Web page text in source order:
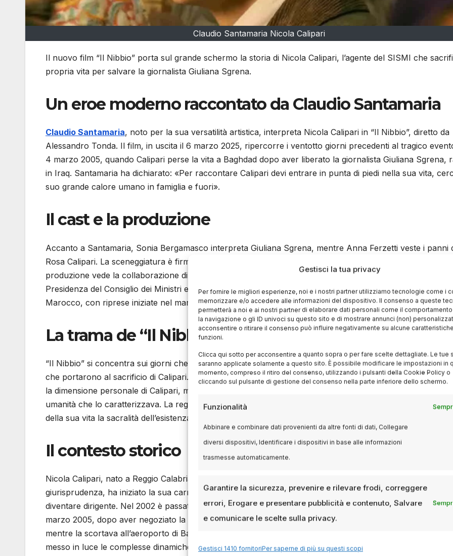
Gestisci la tua privacy
Per fornire le migliori esperienze, noi e i nostri partner utilizziamo tecnologie come i
memorizzare e/o accedere alle informazioni del dispositivo. Il consenso a queste
permetterà a noi e ai nostri partner di elaborare dati personali come il
la navigazione o gli ID univoci su questo sito e di mostrare annunci (non)
acconsentire o ritirare il consenso può influire negativamente su alcune
funzioni.
Clicca qui sotto per acconsentire a quanto sopra o per fare scelte dettagliate. Le tue
saranno applicate solamente a questo sito. È possibile modificare le impostazioni in
momento, compreso il ritiro del consenso, utilizzando i pulsanti della Cookie Policy o
cliccando sul pulsante di gestione del consenso nella parte inferiore dello schermo.
Funzionalità
Abbinare e combinare dati provenienti da altre fonti di dati, Collegare
diversi dispositivi, Identificare i dispositivi in base alle informazioni
trasmesse automaticamente.
Garantire la sicurezza, prevenire e rilevare frodi, correggere
errori, Erogare e presentare pubblicità e contenuto, Salvare
e comunicare le scelte sulla privacy.
Gestisci 1410 fornitoriPer saperne di più su questi scopi
Claudio Santamaria Nicola Calipari
Il nuovo film “Il Nibbio” porta sul grande schermo la storia di Nicola Calipari, l’agente del SISMI che
propria vita per salvare la giornalista Giuliana Sgrena.
Un eroe moderno raccontato da Claudio Santamaria
Claudio Santamaria, noto per la sua versatilità artistica, interpreta Nicola Calipari in “Il Nibbio”, diretto da
Alessandro Tonda. Il film, in uscita il 6 marzo 2025, ripercorre i ventotto giorni precedenti al tragico
4 marzo 2005, quando Calipari perse la vita a Baghdad dopo aver liberato la giornalista Giuliana Sgrena,
in Iraq. Santamaria ha dichiarato: «Per raccontare Calipari devi entrare in punta di piedi nella sua vita,
suo grande calore umano in famiglia e fuori».
Il cast e la produzione
Accanto a Santamaria, Sonia Bergamasco interpreta Giuliana Sgrena, mentre Anna Ferzetti veste i panni
Rosa Calipari. La sceneggiatura è firmata da Sandro Petraglia, noto per il suo lavoro in “La meglio
produzione vede la collaborazione di
Rai Cinema e Tarantula, con il supporto della
Presidenza del Consiglio dei Ministri e di istituzioni come il DIS e l’AISE. Il film è stato girato tra Roma e il
Marocco, con riprese iniziate nel marzo 2024.
La trama de “Il Nibbio”
“Il Nibbio” si concentra sui giorni che precedono il 4 marzo 2005, offrendo una narrazione intensa degli
che portarono al sacrificio di Calipari. Il film esplora non solo l’operazione di salvataggio di Sgrena, ma
la dimensione personale di Calipari, mettendo in luce il suo impegno professionale e il profondo senso di
umanità che lo caratterizzava. La regia di Tonda mira a rendere omaggio a un uomo che ha messo al
della sua vita la sacralità dell’esistenza umana.
Il contesto storico
Nicola Calipari, nato a Reggio Calabria nel 1953, è stato un poliziotto e agente segreto italiano. Laureato in
giurisprudenza, ha iniziato la sua carriera nella Polizia di Stato nel 1979, ricoprendo vari incarichi fino a
diventare dirigente. Nel 2002 è passato al SISMI, dove ha svolto un ruolo cruciale nelle operazioni in
marzo 2005, dopo aver negoziato la liberazione di Giuliana Sgrena, è stato fatalmente colpito da fuoco
mentre la scortava all’aeroporto di Baghdad. La sua morte ha suscitato un intenso dibattito internazionale
messo in luce le complesse dinamiche delle operazioni di intelligence in zone di conflitto.